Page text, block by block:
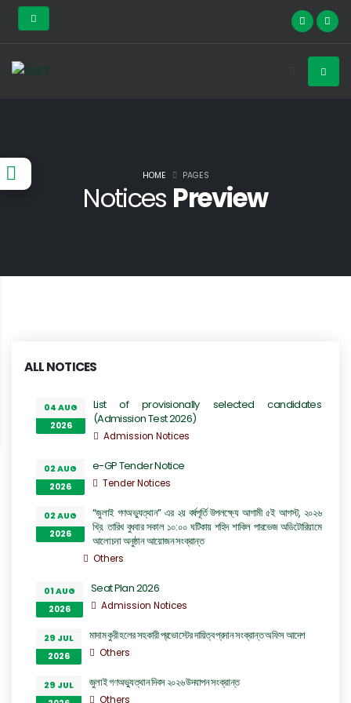
Notices Preview
HOME PAGES
ALL NOTICES
04 AUG
2026
List of provisionally selected candidates
(Admission Test 2026)
Admission Notices
02 AUG
2026
e-GP Tender Notice
Tender Notices
02 AUG
2026
“জুলাই গণঅভ্যুত্থান” এর ২য় বর্ষপূর্তি উপলক্ষ্যে আগামী ৫ই আগস্ট, ২০২৬
খ্রি. তারিখ বুধবার সকাল ১০:০০ ঘটিকায় শহিদ শাকিল পারভেজ অডিটোরিয়ামে
আলোচনা অনুষ্ঠান আয়োজন সংক্রান্ত
Others
01 AUG
2026
Seat Plan 2026
Admission Notices
29 JUL
2026
মাদাম কুরী হলের সহকারী প্রভোস্টের দায়িত্ব প্রদান সংক্রান্ত অফিস আদেশ
Others
29 JUL
জুলাই গণঅভ্যুত্থান দিবস ২০২৬ উদযাপন সংক্রান্ত
Others